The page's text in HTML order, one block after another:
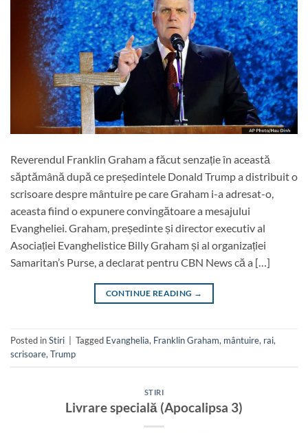
Reverendul Franklin Graham a făcut senzație în această
săptămână după ce președintele Donald Trump a distribuit o
scrisoare despre mântuire pe care Graham i-a adresat-o,
aceasta fiind o expunere convingătoare a mesajului
Evangheliei. Graham, președinte și director executiv al
Asociației Evanghelistice Billy Graham și al organizației
Samaritan’s Purse, a declarat pentru CBN News că a […]
CONTINUE READING →
Posted inStiri Tagged Evanghelia, Franklin Graham, mântuire, rai,
scrisoare, Trump
STIRI
Livrare specială (Apocalipsa 3)